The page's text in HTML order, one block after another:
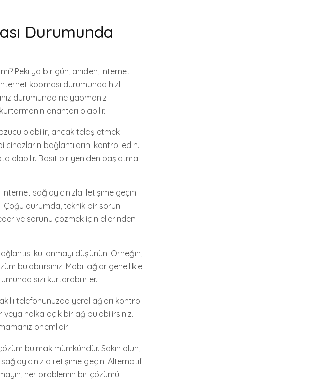
Durumunda
Peki ya bir gün, aniden, internet
kopması durumunda hızlı
durumunda ne yapmanız
anahtarı olabilir.
olabilir, ancak telaş etmek
bağlantılarını kontrol edin.
olabilir. Basit bir yeniden başlatma
sağlayıcınızla iletişime geçin.
Çoğu durumda, teknik bir sorun
ve sorunu çözmek için ellerinden
kullanmayı düşünün. Örneğin,
bulabilirsiniz. Mobil ağlar genellikle
sizi kurtarabilirler.
telefonunuzda yerel ağları kontrol
veya halka açık bir ağ bulabilirsiniz.
önemlidir.
bulmak mümkündür. Sakin olun,
iletişime geçin. Alternatif
her problemin bir çözümü